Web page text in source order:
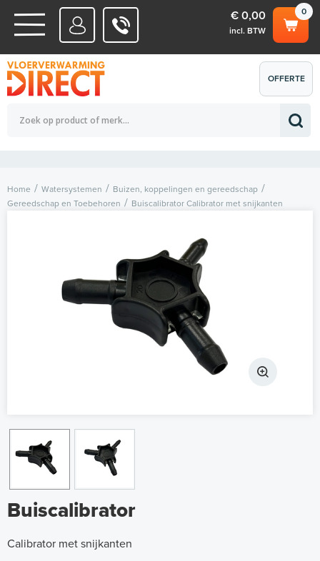
WATERSYSTEMEN
ELEKTRISCHE SYSTEMEN
0
€ 0,00
incl. BTW
Totaalbedrag (incl. BTW) € 0,00
OFFERTE
AANVRAGEN
Home Watersystemen
Buizen, koppelingen en gereedschap
Gereedschap en Toebehoren
Buiscalibrator Calibrator met snijkanten
Buiscalibrator
Calibrator met snijkanten